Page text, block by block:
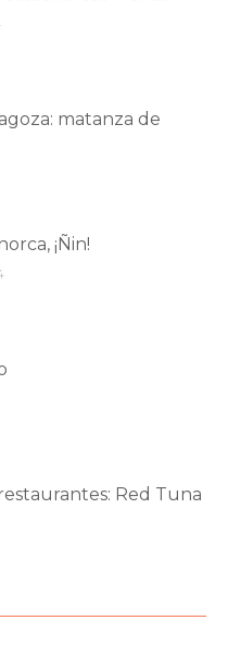
matanza de
¡Ñin!
Red Tuna